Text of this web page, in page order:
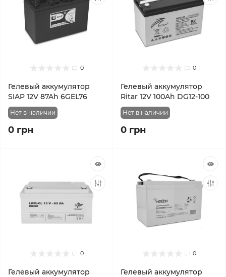
0
Гелевый аккумулятор
SIAP 12V 87Ah 6GEL76
Нет в наличии
0 грн
0
Гелевый аккумулятор
Ritar 12V 100Ah DG12-100
Нет в наличии
0 грн
0
Гелевый аккумулятор
0
Гелевый аккумулятор